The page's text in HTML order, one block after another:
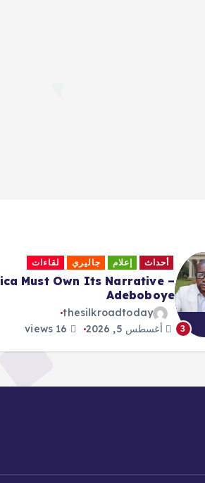
3
أحداث إعلام جاليري لقاءات
Must Own Its Narrative –
Adeboboye
thesilkroadtoday
أغسطس 5, 2026